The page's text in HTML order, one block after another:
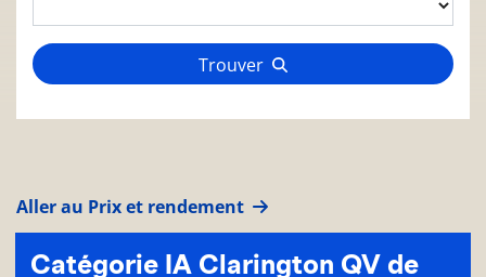
Trouver
Aller au Prix et rendement
Catégorie IA Clarington QV de